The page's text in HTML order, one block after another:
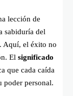
lección de
sabiduría del
Aquí, el éxito no
El significado
que cada caída
poder personal.